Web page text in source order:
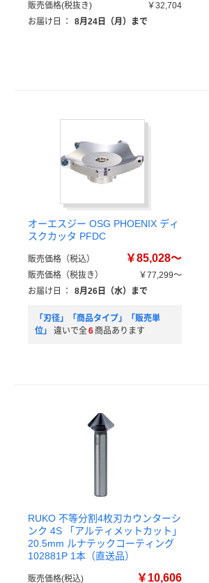
販売価格(税抜き)
￥32,704
お届け日
： 8月24日（月）まで
オーエスジー OSG PHOENIX ディ
スクカッタ PFDC
販売価格（税込） ￥85,028～
販売価格（税抜き）
￥77,299～
お届け日
： 8月26日（水）まで
「刃径」「商品タイプ」「販売単
位」
違いで全6 商品あります
RUKO 不等分割4枚刃カウンターシ
ンク 4S 「アルティメットカット」
20.5mm ルナテックコーティング
102881P 1本（直送品）
販売価格(税込) ￥10,606